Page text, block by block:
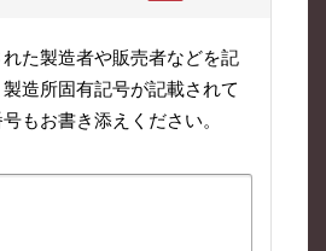
た製造者や販売者などを記
造所固有記号が記載されて
もお書き添えください。